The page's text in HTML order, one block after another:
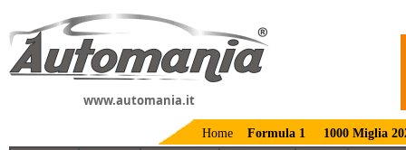
www.automania.it
Home Formula 1 1000 Miglia